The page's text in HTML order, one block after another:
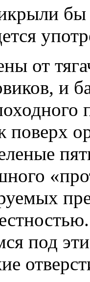
от
и
под